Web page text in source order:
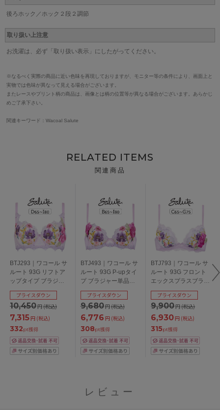
後ろホック／ホック２段２調節
取り扱い上注意
お洗濯は、必ず「取り扱い表示」にしたがってください。
※なるべく実際の商品に近い色味を再現しておりますが、モニター等の条件により、画面上と
実物では色味が異なって見える場合がございます。
またレースやプリント柄の商品は、画像とは柄の位置等が異なる場合がございます。あらかじ
めご了承下さい。
関連キーワード：Wacoal Salute
RELATED ITEMS
関連商品
BTJ293｜ワコール サ
ルート 93G リフトア
ップタイプ ブラジャ
ー単品 DEFGHIカップ
アンダー
65/70/75/80/85cm
10,450円(税込)
プライスダウン
7,315円 (税込)
332pt獲得
BTJ493｜ワコール サ
ルート 93G P-upタイ
プ ブラジャー単品
BCDEFGHIカップ ア
ンダー
65/70/75/80/85cm
9,680円(税込)
プライスダウン
6,776 円 (税込)
308pt獲得
BTJ793｜ワコール サ
ルート 93G フロント
エックスプラスブラ
ブラジャー単品
CDEFGカップ アンダ
ー65/70/75cm
9,900円(税込)
プライスダウン
6,930円 (税込)
315pt獲得
レビュー